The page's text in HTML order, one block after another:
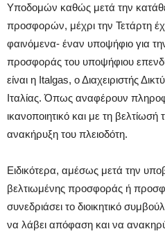
Υποδομών καθώς μετά την
προσφορών, μέχρι την Τετάρτη
φαινόμενα- έναν υποψήφιο για
προσφοράς του υποψήφιου
είναι η Italgas, ο Διαχειριστής
Ιταλίας. Όπως αναφέρουν
ικανοποιητικό και με τη
ανακήρυξη του πλειοδότη.
Ειδικότερα, αμέσως μετά την
βελτιωμένης προσφοράς ή
συνεδριάσει το διοικητικό
να λάβει απόφαση και να